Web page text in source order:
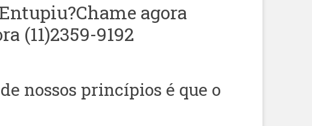
agora
(11)2359-9192
nossos princípios é que o